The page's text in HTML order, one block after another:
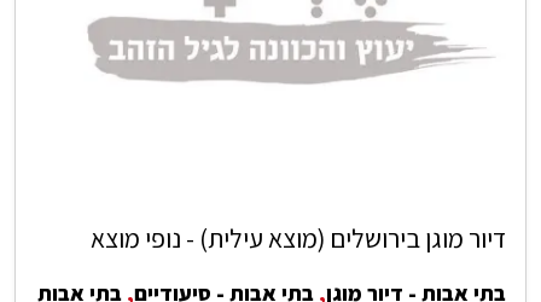
דיור מוגן בירושלים (מוצא עילית) - נופי מוצא
בתי אבות - דיור מוגן, בתי אבות - סיעודיים, בתי אבות